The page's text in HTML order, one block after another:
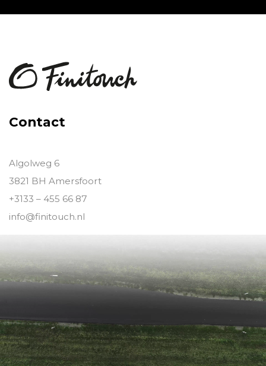
Contact
Algolweg 6
3821 BH Amersfoort
+3133 – 455 66 87
info@finitouch.nl